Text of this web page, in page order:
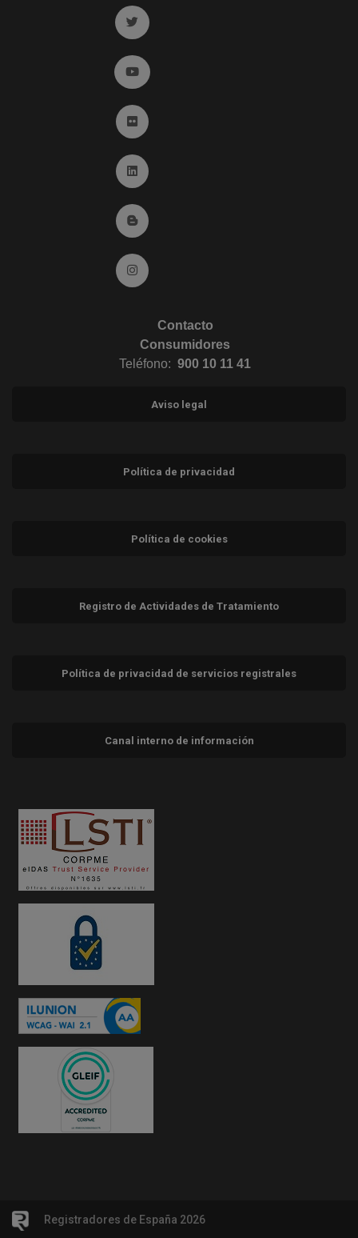
Ir a twitter (abre en ventana nueva)
Ir a YouTube (abre en ventana nueva)
Ir a Flickr (abre en ventana nueva)
Ir a Linkedin (abre en ventana nueva)
Ir al Blog (abre en ventana nueva)
Ir a Instagram (abre en ventana nueva)
Contacto
Consumidores
Teléfono: 900 10 11 41
Aviso legal
Política de privacidad
Política de cookies
Registro de Actividades de Tratamiento
Política de privacidad de servicios registrales
Canal interno de información
Registradores de España 2026